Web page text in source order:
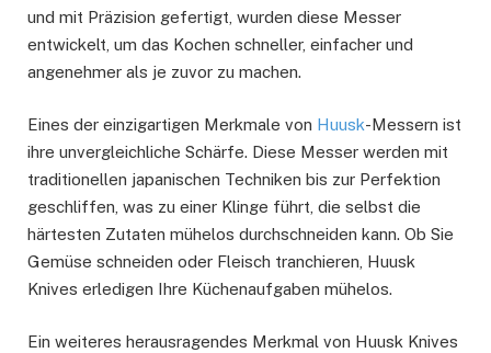
und mit Präzision gefertigt, wurden diese Messer
entwickelt, um das Kochen schneller, einfacher und
angenehmer als je zuvor zu machen.
Eines der einzigartigen Merkmale von Huusk-Messern ist
ihre unvergleichliche Schärfe. Diese Messer werden mit
traditionellen japanischen Techniken bis zur Perfektion
geschliffen, was zu einer Klinge führt, die selbst die
härtesten Zutaten mühelos durchschneiden kann. Ob Sie
Gemüse schneiden oder Fleisch tranchieren, Huusk
Knives erledigen Ihre Küchenaufgaben mühelos.
Ein weiteres herausragendes Merkmal von Huusk Knives